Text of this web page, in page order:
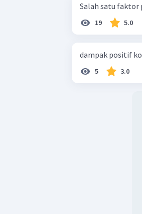
Salah satu faktor
19 5.0
dampak positif
5 3.0